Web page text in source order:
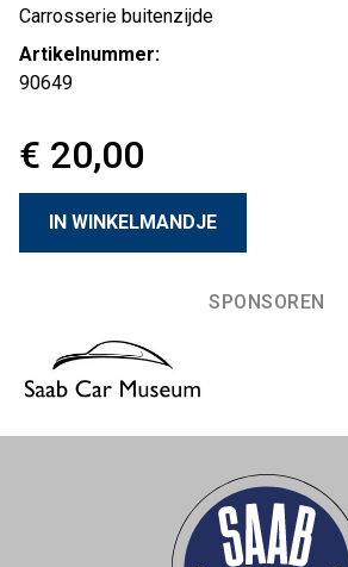
Carrosserie buitenzijde
Artikelnummer:
90649
€ 20,00
SPONSOREN